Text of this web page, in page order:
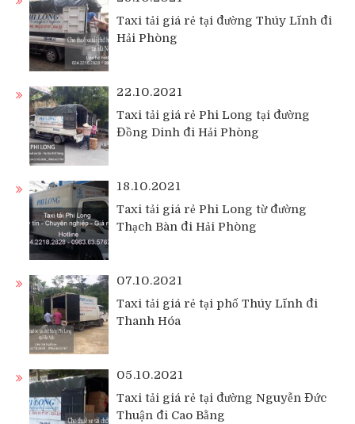
Taxi tải giá rẻ tại đường Thúy Lĩnh đi
Hải Phòng
22.10.2021
Taxi tải giá rẻ Phi Long tại đường
Đồng Dinh đi Hải Phòng
18.10.2021
Taxi tải giá rẻ Phi Long từ đường
Thạch Bàn đi Hải Phòng
07.10.2021
Taxi tải giá rẻ tại phố Thúy Lĩnh đi
Thanh Hóa
05.10.2021
Taxi tải giá rẻ tại đường Nguyễn Đức
Thuận đi Cao Bằng